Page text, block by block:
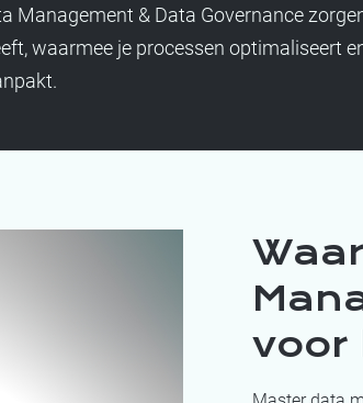
Management & Data Governance
waarmee je processen optimaliseert
voor